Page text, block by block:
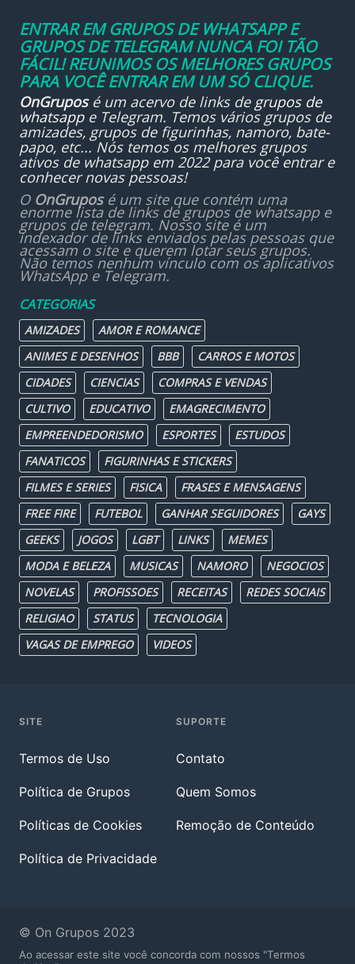
ENTRAR EM GRUPOS DE WHATSAPP E
GRUPOS DE TELEGRAM NUNCA FOI TÃO
FÁCIL! REUNIMOS OS MELHORES GRUPOS
PARA VOCÊ ENTRAR EM UM SÓ CLIQUE.
OnGruposé um acervo de links de grupos de
whatsappe Telegram. Temos vários grupos de
amizades, grupos de figurinhas, namoro, bate-
papo, etc... Nós temos os melhores grupos
ativos de whatsapp em 2022 para você entrar e
conhecer novas pessoas!
O OnGruposé um site que contém uma
enorme lista de links de grupos de whatsapp e
grupos de telegram. Nosso site é um
indexador de links enviados pelas pessoas que
acessam o site e querem lotar seus grupos.
Não temos nenhum vínculo com os aplicativos
WhatsApp e Telegram.
CATEGORIAS
AMIZADES
AMOR E ROMANCE
ANIMES E DESENHOS
BBB
CARROS E MOTOS
CIDADES
CIENCIAS
COMPRAS E VENDAS
CULTIVO
EDUCATIVO
EMAGRECIMENTO
EMPREENDEDORISMO
ESPORTES
ESTUDOS
FANATICOS
FIGURINHAS E STICKERS
FILMES E SERIES
FISICA
FRASES E MENSAGENS
FREE FIRE
FUTEBOL GANHAR SEGUIDORES
GAYS
GEEKS
JOGOS LGBT LINKS
MEMES
MODA E BELEZA
MUSICAS NAMORO
NEGOCIOS
NOVELAS
PROFISSOES RECEITAS
REDES SOCIAIS
RELIGIAO
STATUS
TECNOLOGIA
VAGAS DE EMPREGO
VIDEOS
SITE
Termos de Uso
Política de Grupos
Políticas de Cookies
Política de Privacidade
SUPORTE
Contato
Quem Somos
Remoção de Conteúdo
© On Grupos 2023
Ao acessar este site você concorda com nossos "Termos